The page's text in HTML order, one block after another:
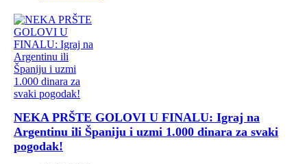
NEKA PRŠTE GOLOVI U FINALU: Igraj na
Argentinu ili Španiju i uzmi 1.000 dinara za svaki
pogodak!